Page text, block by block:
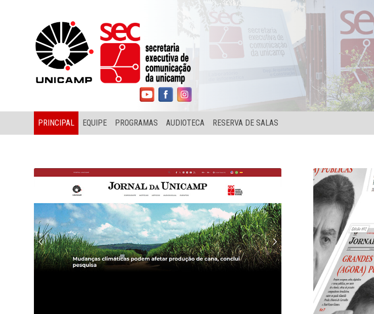
PRINCIPAL EQUIPE PROGRAMAS AUDIOTECA RESERVA DE SALAS